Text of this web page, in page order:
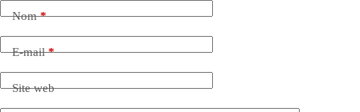
Nom*
E-mail*
Site web